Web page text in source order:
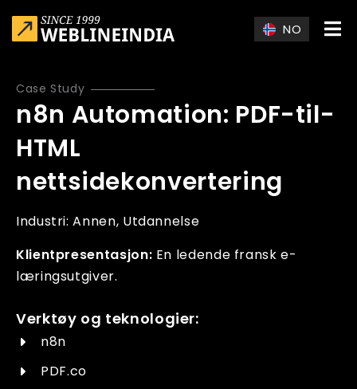
NO
Case Study
n8n Automation: PDF-til-
HTML
nettsidekonvertering
Industri:Annen Utdannelse
Klientpresentasjon: En ledende fransk e-
læringsutgiver.
Verktøy og teknologier:
n8n
PDF.co